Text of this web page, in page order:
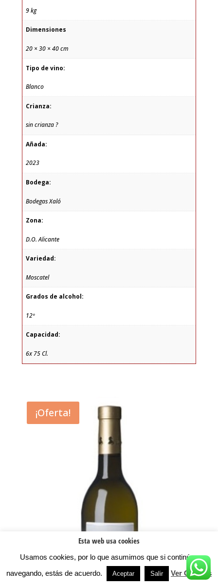
9 kg
Dimensiones
20 × 30 × 40 cm
Tipo de vino:
Blanco
Crianza:
sin crianza ?
Añada:
2023
Bodega:
Bodegas Xaló
Zona:
D.O. Alicante
Variedad:
Moscatel
Grados de alcohol:
12º
Capacidad:
6x 75 Cl.
¡Oferta!
Esta web usa cookies
Usamos cookies, por lo que asumimos que si continúas
navegando, estás de acuerdo.
Aceptar Salir Ver Cookies